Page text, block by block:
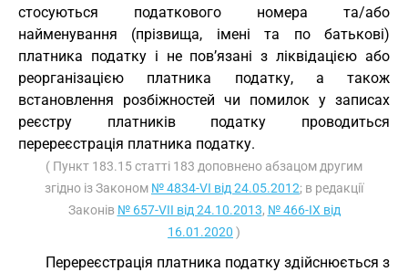
стосуються податкового номера та/або
найменування (прізвища, імені та по батькові)
платника податку і не пов’язані з ліквідацією або
реорганізацією платника податку, а також
встановлення розбіжностей чи помилок у записах
реєстру платників податку проводиться
перереєстрація платника податку.
( Пункт 183.15 статті 183 доповнено абзацом другим
згідно із Законом № 4834-VI від 24.05.2012; в редакції
Законів № 657-VII від 24.10.2013, № 466-IX від
16.01.2020 )
Перереєстрація платника податку здійснюється з